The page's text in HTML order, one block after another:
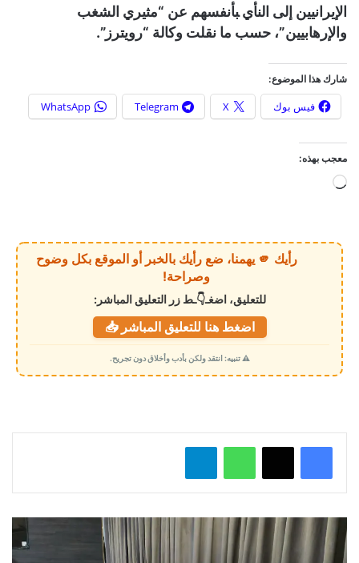
الإيرانيين ‌إلى النأي ‍بأنفسهم عن “مثيري ‌الشغب
والإرهابيين”، حسب ما نقلت وكالة “رويترز”.
شارك هذا الموضوع:
فيس بوك X
Telegram
WhatsApp
معجب بهذه:
ي
م
ي
رأيك 🫵 يهمنا، ضع رأيك بالخبر أو الموقع بكل وضوح
وصراحة!
للتعليق، اضغـ👇ـط زر التعليق المباشر:
اضغط هنا للتعليق المباشر 📥
⚠️ تنبيه: انتقد ولكن بأدب وأخلاق دون تجريح.
واتساب